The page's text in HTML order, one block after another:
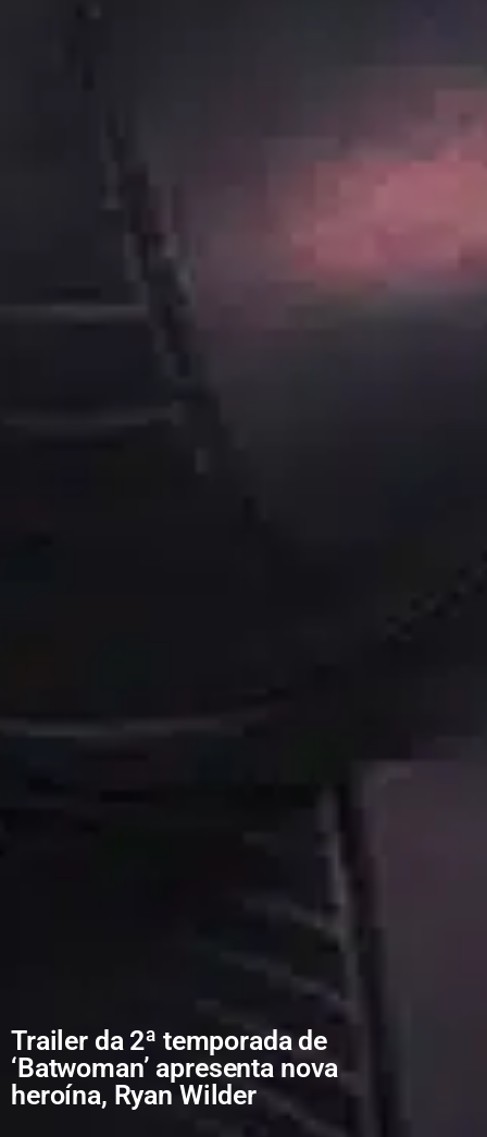
Trailer da 2ª temporada de
‘Batwoman’ apresenta nova
heroína, Ryan Wilder